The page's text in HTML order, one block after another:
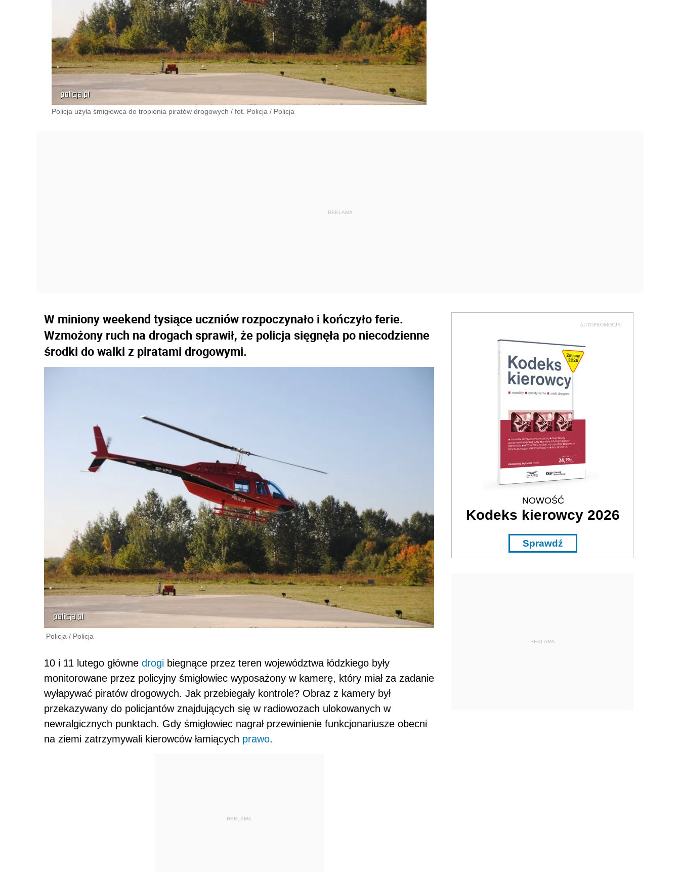
Policja użyła śmigłowca do tropienia piratów drogowych / fot. Policja / Policja
W miniony weekend tysiące uczniów rozpoczynało i kończyło ferie.
Wzmożony ruch na drogach sprawił, że policja sięgnęła po niecodzienne
środki do walki z piratami drogowymi.
Policja / Policja
10 i 11 lutego główne drogi biegnące przez teren województwa łódzkiego były
monitorowane przez policyjny śmigłowiec wyposażony w kamerę, który miał za zadanie
wyłapywać piratów drogowych. Jak przebiegały kontrole? Obraz z kamery był
przekazywany do policjantów znajdujących się w radiowozach ulokowanych w
newralgicznych punktach. Gdy śmigłowiec nagrał przewinienie funkcjonariusze obecni
na ziemi zatrzymywali kierowców łamiących prawo.
REKLAMA
AUTOPROMOCJA
NOWOŚĆ
Kodeks kierowcy 2026
Sprawdź
REKLAMA